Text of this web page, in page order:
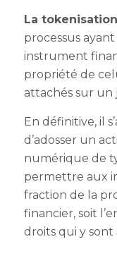
La
processus
instrument
propriété de
attachés sur
En définitive, il
d’adosser un
numérique de
permettre aux
fraction de la
financier, soit
droits qui y sont